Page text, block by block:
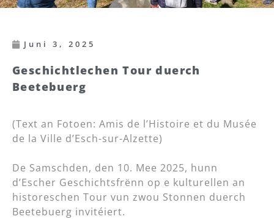
Juni 3, 2025
Geschichtlechen Tour duerch
Beetebuerg
(Text an Fotoen: Amis de l’Histoire et du Musée
de la Ville d’Esch-sur-Alzette)
De Samschden, den 10. Mee 2025, hunn
d’Escher Geschichtsfrënn op e kulturellen an
historeschen Tour vun zwou Stonnen duerch
Beetebuerg invitéiert.